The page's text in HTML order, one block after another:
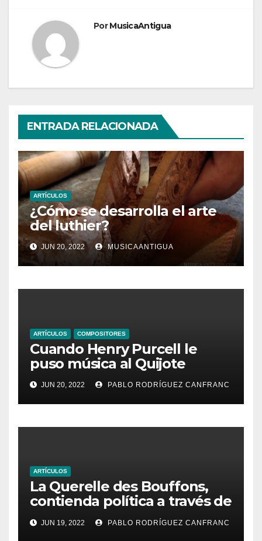
PorMusicaAntigua
ENTRADA RELACIONADA
ARTÍCULOS
¿Cómo se desarrolla el arte
del luthier?
JUN 20, 2022 MUSICAANTIGUA
ARTÍCULOS COMPOSITORES
Cuando Henry Purcell le
puso música al Quijote
JUN 20, 2022 PABLO RODRÍGUEZ CANFRANC
ARTÍCULOS
La Querelle des Bouffons,
contienda política a través de
la ópera
JUN 19, 2022 PABLO RODRÍGUEZ CANFRANC